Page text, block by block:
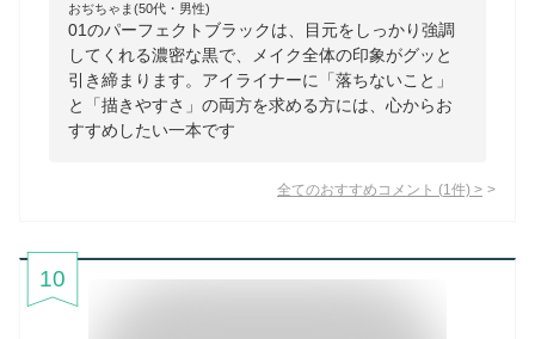
おぢちゃま(50代・男性)
01のパーフェクトブラックは、目元をしっかり強調
してくれる濃密な黒で、メイク全体の印象がグッと
引き締まります。アイライナーに「落ちないこと」
と「描きやすさ」の両方を求める方には、心からお
すすめしたい一本です
全てのおすすめコメント (1 件) >
10